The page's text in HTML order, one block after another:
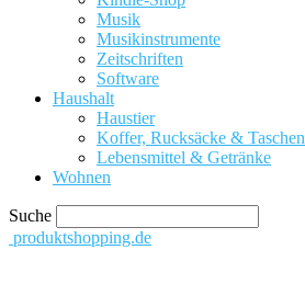
Musik
Musikinstrumente
Zeitschriften
Software
Haushalt
Haustier
Koffer, Rucksäcke & Taschen
Lebensmittel & Getränke
Wohnen
Suche
produktshopping.de